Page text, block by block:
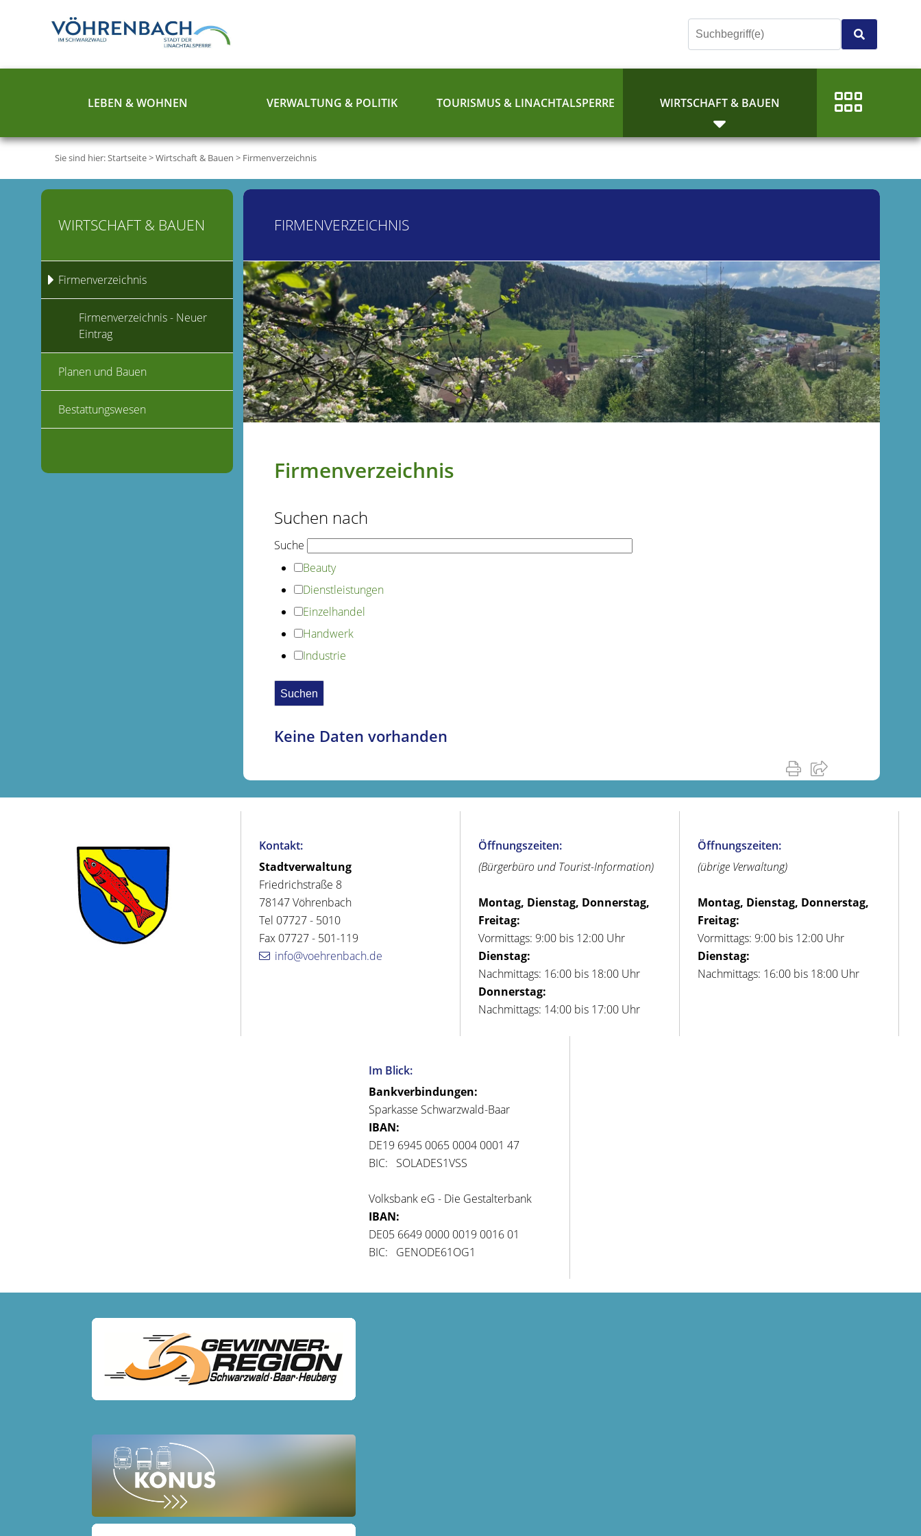
LEBEN & WOHNEN VERWALTUNG & POLITIK TOURISMUS & LINACHTALSPERRE WIRTSCHAFT & BAUEN
Sie sind hier:Startseite>Wirtschaft & Bauen > Firmenverzeichnis
FIRMENVERZEICHNIS
Firmenverzeichnis
Suchen nach
Suche
Beauty
Dienstleistungen
Einzelhandel
Handwerk
Industrie
Keine Daten vorhanden
WIRTSCHAFT & BAUEN
Firmenverzeichnis
Firmenverzeichnis - Neuer
Eintrag
Planen und Bauen
Bestattungswesen
Kontakt:
Stadtverwaltung
Friedrichstraße 8
78147 Vöhrenbach
Tel 07727 - 5010
Fax 07727 - 501-119
info@voehrenbach.de
Öffnungszeiten:
(Bürgerbüro und Tourist-Information)
Montag, Dienstag, Donnerstag,
Freitag:
Vormittags: 9:00 bis 12:00 Uhr
Dienstag:
Nachmittags: 16:00 bis 18:00 Uhr
Donnerstag:
Nachmittags: 14:00 bis 17:00 Uhr
Öffnungszeiten:
(übrige Verwaltung)
Montag, Dienstag, Donnerstag,
Freitag:
Vormittags: 9:00 bis 12:00 Uhr
Dienstag:
Nachmittags: 16:00 bis 18:00 Uhr
Im Blick:
Bankverbindungen:
Sparkasse Schwarzwald-Baar
IBAN:
DE19 6945 0065 0004 0001 47
BIC: SOLADES1VSS
Volksbank eG - Die Gestalterbank
IBAN:
DE05 6649 0000 0019 0016 01
BIC: GENODE61OG1